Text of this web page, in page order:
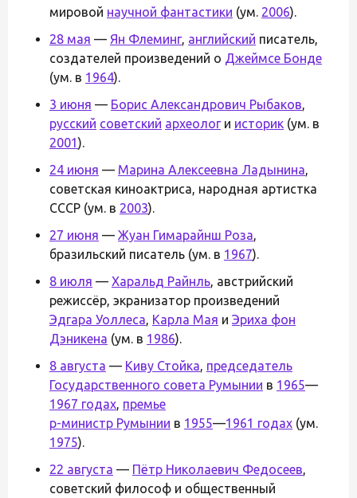
мировой научной фантастики (ум. 2006).
28 мая — Ян Флеминг, английский писатель,
создателей произведений о Джеймсе Бонде
(ум. в 1964).
3 июня — Борис Александрович Рыбаков,
русский советский археологи историк (ум. в
2001).
24 июня — Марина Алексеевна Ладынина,
советская киноактриса, народная артистка
СССР (ум. в 2003).
27 июня — Жуан Гимарайнш Роза,
бразильский писатель (ум. в 1967).
8 июля — Харальд Райнль, австрийский
режиссёр, экранизатор произведений
Эдгара Уоллеса, Карла Мая и Эриха фон
Дэникена (ум. в 1986).
8 августа — Киву Стойка, председатель
Государственного совета Румынии в 1965—
1967 годах, премье
р-министр Румынии в 1955—1961 годах (ум.
1975).
22 августа — Пётр Николаевич Федосеев,
советский философ и общественный